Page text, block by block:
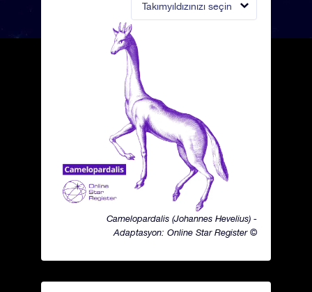
Takımyıldızınızı seçin
Camelopardalis (Johannes Hevelius) -
Adaptasyon: Online Star Register ©